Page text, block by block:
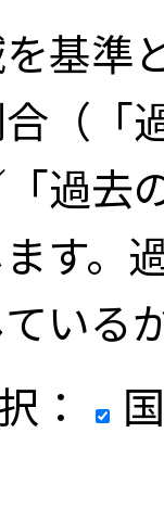
基準
（「
過去
す。
いる
：